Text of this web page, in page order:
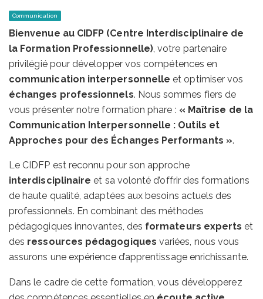
Communication
Bienvenue au CIDFP (Centre Interdisciplinaire de
la Formation Professionnelle), votre partenaire
privilégié pour développer vos compétences en
communication interpersonnelle et optimiser vos
échanges professionnels. Nous sommes fiers de
vous présenter notre formation phare : « Maîtrise de la
Communication Interpersonnelle : Outils et
Approches pour des Échanges Performants ».
Le CIDFP est reconnu pour son approche
interdisciplinaire et sa volonté d’offrir des formations
de haute qualité, adaptées aux besoins actuels des
professionnels. En combinant des méthodes
pédagogiques innovantes, des formateurs experts et
des ressources pédagogiques variées, nous vous
assurons une expérience d’apprentissage enrichissante.
Dans le cadre de cette formation, vous développerez